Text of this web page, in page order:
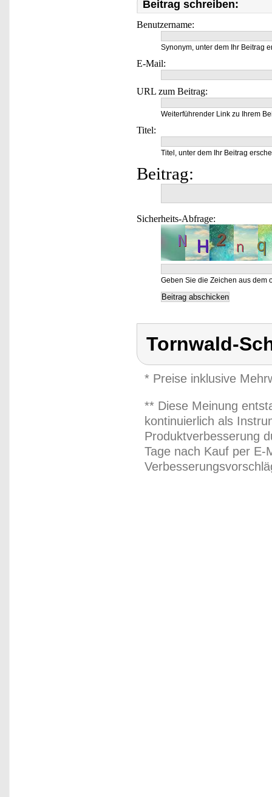
Beitrag schreiben:
Benutzername:
Synonym, unter dem Ihr Beitrag
E-Mail:
URL zum Beitrag:
Weiterführender Link zu Ihrem
Titel:
Titel, unter dem Ihr Beitrag
Beitrag:
Sicherheits-Abfrage:
Geben Sie die Zeichen aus dem
Tornwald-
* Preise inklusive
** Diese Meinung
kontinuierlich als
Produktverbesserung
Tage nach Kauf per E-